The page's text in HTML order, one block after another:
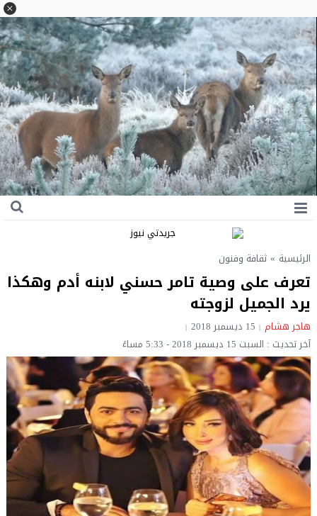
الرئيسية » ثقافة وفنون
تعرف على وصية تامر حسني لابنه أدم وهكذا
يرد الجميل لزوجته
هاجر هشام 15 ديسمبر 2018
آخر تحديث : السبت 15 ديسمبر 2018 - 5:33 مساءً